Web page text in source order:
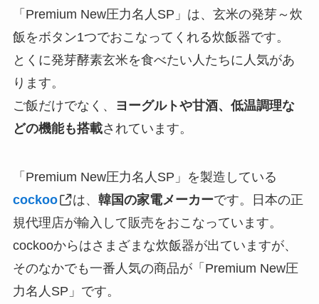
「Premium New圧力名人SP」は、玄米の発芽～炊
飯をボタン1つでおこなってくれる炊飯器です。
とくに発芽酵素玄米を食べたい人たちに人気があ
ります。
ご飯だけでなく、
ヨーグルトや甘酒、低温調理な
どの機能も搭載されています。
「Premium New圧力名人SP」を製造している
cockoo
は、韓国の家電メーカーです。日本の正
規代理店が輸入して販売をおこなっています。
cockooからはさまざまな炊飯器が出ていますが、
そのなかでも一番人気の商品が「Premium New圧
力名人SP」です。